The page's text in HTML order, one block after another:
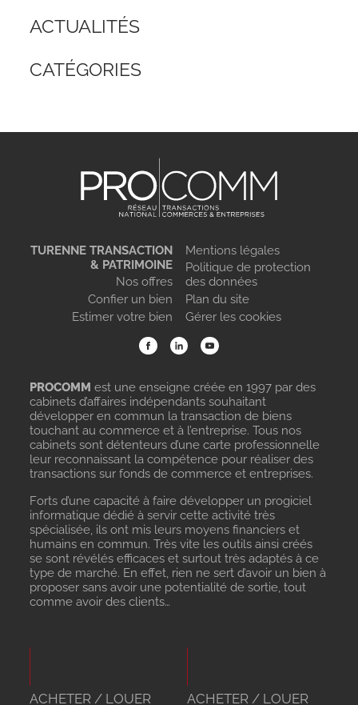
ACTUALITÉS
CATÉGORIES
TURENNE TRANSACTION
& PATRIMOINE
Nos offres
Confier un bien
Estimer votre bien
Mentions légales
Politique de protection
des données
Plan du site
Gérer les cookies
PROCOMM est une enseigne créée en 1997 par des
cabinets d’affaires indépendants souhaitant
développer en commun la transaction de biens
touchant au commerce et à l’entreprise. Tous nos
cabinets sont détenteurs d’une carte professionnelle
leur reconnaissant la compétence pour réaliser des
transactions sur fonds de commerce et entreprises.
Forts d’une capacité à faire développer un progiciel
informatique dédié à servir cette activité très
spécialisée, ils ont mis leurs moyens financiers et
humains en commun. Très vite les outils ainsi créés
se sont révélés efficaces et surtout très adaptés à ce
type de marché. En effet, rien ne sert d’avoir un bien à
proposer sans avoir une potentialité de sortie, tout
comme avoir des clients…
ACHETER / LOUER ACHETER / LOUER